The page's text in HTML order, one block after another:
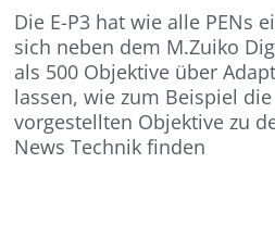
Die E-P3 hat wie alle PENs
sich neben dem M.Zuiko
als 500 Objektive über
lassen, wie zum Beispiel
vorgestellten Objektive zu
News Technik finden